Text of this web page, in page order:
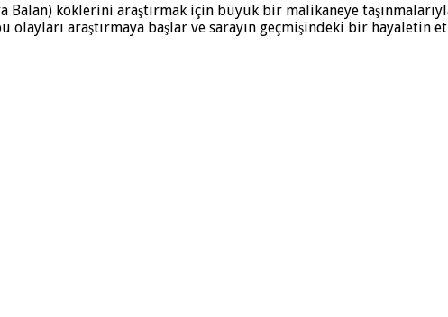
Balan) köklerini araştırmak için büyük bir malikaneye
araştırmaya başlar ve sarayın geçmişindeki bir hayaletin